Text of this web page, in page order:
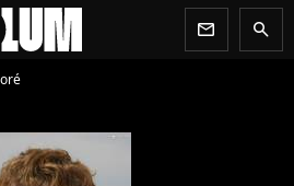
newsletter search